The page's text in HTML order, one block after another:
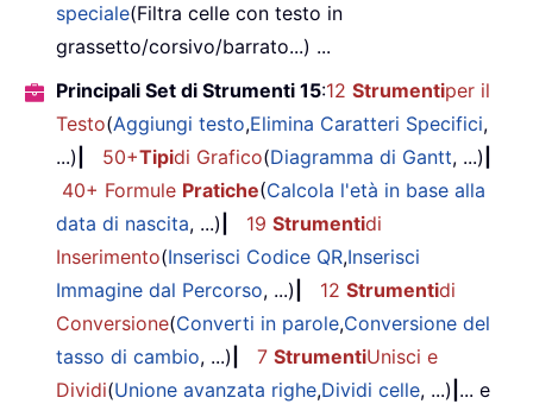
speciale(Filtra celle con testo in
grassetto/corsivo/barrato...) ...
Principali Set di Strumenti 15:12 Strumentiper il
Testo(Aggiungi testo,Elimina Caratteri Specifici,
...)
50+Tipidi Grafico(Diagramma di Gantt, ...)
40+ Formule Pratiche(Calcola l'età in base alla
data di nascita, ...) 19 Strumentidi
Inserimento(Inserisci Codice QR,Inserisci
Immagine dal Percorso, ...) 12 Strumentidi
Conversione(Converti in parole,Conversione del
tasso di cambio, ...) 7 StrumentiUnisci e
Dividi(Unione avanzata righe,Dividi celle, ...) ... e